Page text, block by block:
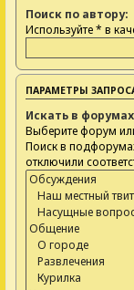
Поиск по автору:
Используйте * в
ПАРАМЕТРЫ
Искать в
Выберите форум
Поиск в
отключили